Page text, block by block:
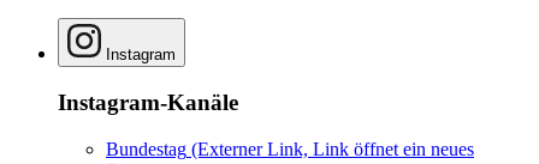
Instagram
Instagram-Kanäle
Bundestag (Externer Link, Link öffnet ein neues